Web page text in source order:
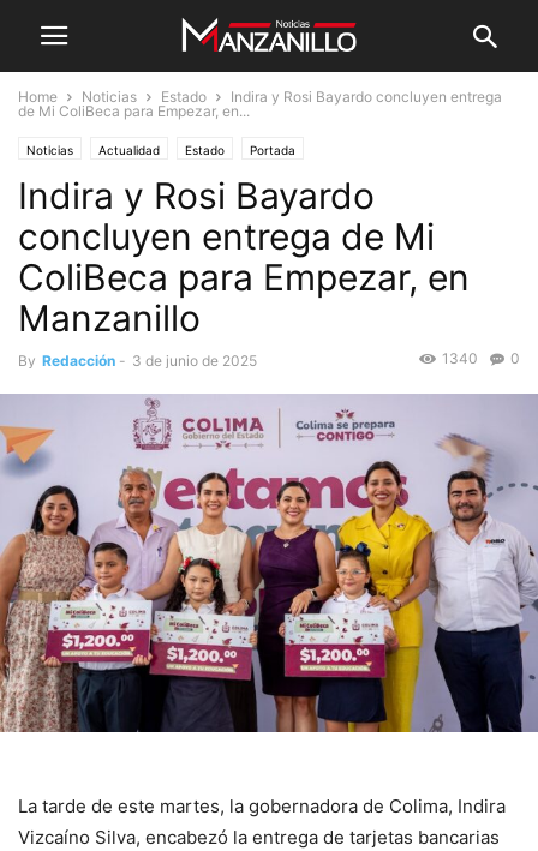
Home Noticias Estado
Indira y Rosi Bayardo concluyen entrega
de Mi ColiBeca para Empezar, en...
Noticias Actualidad Estado Portada
Indira y Rosi Bayardo
concluyen entrega de Mi
ColiBeca para Empezar, en
Manzanillo
By Redacción - 3 de junio de 2025 0
1340
La tarde de este martes, la gobernadora de Colima, Indira
Vizcaíno Silva, encabezó la entrega de tarjetas bancarias